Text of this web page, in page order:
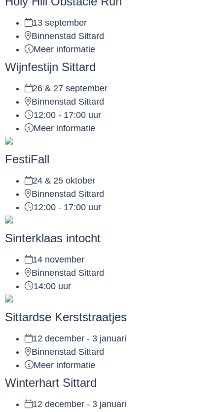
13 september
Binnenstad Sittard
Meer informatie
Wijnfestijn Sittard
26 & 27 september
Binnenstad Sittard
12:00 - 17:00 uur
Meer informatie
FestiFall
24 & 25 oktober
Binnenstad Sittard
12:00 - 17:00 uur
Sinterklaas intocht
14 november
Binnenstad Sittard
14:00 uur
Sittardse Kerststraatjes
12 december - 3 januari
Binnenstad Sittard
Meer informatie
Winterhart Sittard
12 december - 3 januari